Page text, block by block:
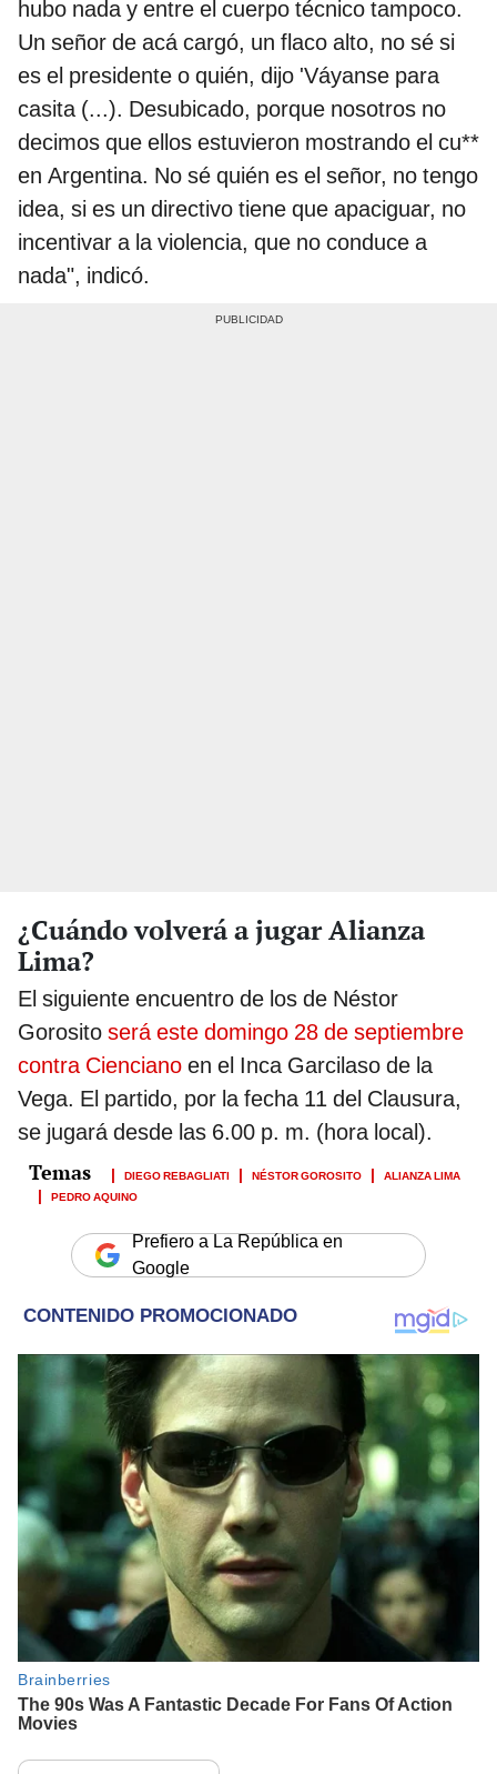
hubo nada y entre el cuerpo técnico tampoco.
Un señor de acá cargó, un flaco alto, no sé si
es el presidente o quién, dijo 'Váyanse para
casita (...). Desubicado, porque nosotros no
decimos que ellos estuvieron mostrando el cu**
en Argentina. No sé quién es el señor, no tengo
idea, si es un directivo tiene que apaciguar, no
incentivar a la violencia, que no conduce a
nada", indicó.
¿Cuándo volverá a jugar Alianza
Lima?
El siguiente encuentro de los de Néstor
Gorosito será este domingo 28 de septiembre
contra Cienciano en el Inca Garcilaso de la
Vega. El partido, por la fecha 11 del Clausura,
se jugará desde las 6.00 p. m. (hora local).
DIEGO REBAGLIATI NÉSTOR GOROSITO
ALIANZA LIMA
PEDRO AQUINO
Prefiero a La República en
Google